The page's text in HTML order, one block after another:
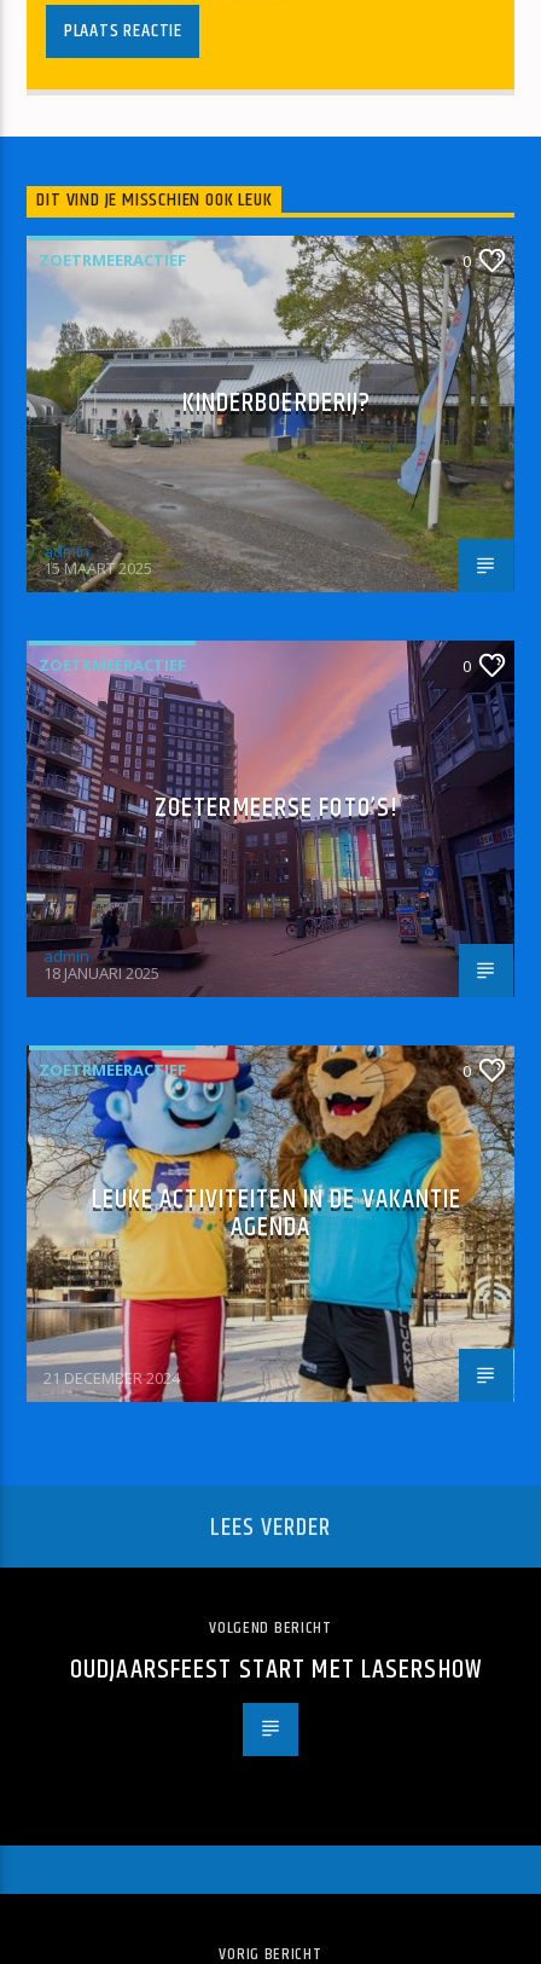
DIT VIND JE MISSCHIEN OOK LEUK
ZOETRMEERACTIEF 0
KINDERBOERDERIJ?
admin
15 MAART 2025
ZOETRMEERACTIEF 0
ZOETERMEERSE FOTO’S!
admin
18 JANUARI 2025
ZOETRMEERACTIEF 0
LEUKE ACTIVITEITEN IN DE VAKANTIE
AGENDA
21 DECEMBER 2024
LEES VERDER
VOLGEND BERICHT
OUDJAARSFEEST START MET LASERSHOW
VORIG BERICHT